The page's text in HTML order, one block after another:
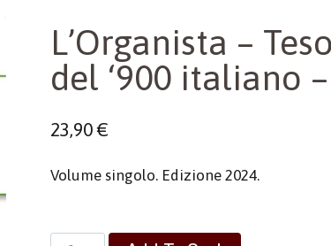
L’Organista –
del ‘900 italiano
23,90€
Volume singolo. Edizione 2024.